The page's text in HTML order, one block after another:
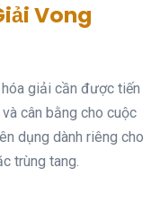
Vong
giải cần được tiến
cân bằng cho cuộc
dụng dành riêng cho
trùng tang.